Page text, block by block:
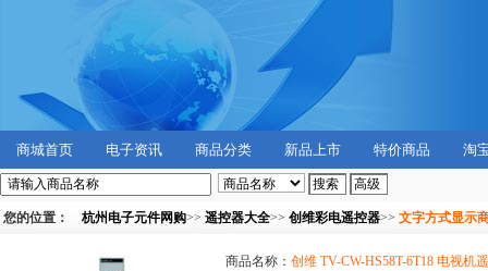
商城首页 电子资讯 商品分类 新品上市 特价商品 淘
您的位置： 杭州电子元件网购>> 遥控器大全>> 创维彩电遥控器>> 文字方式显示
商品名称： 创维 TV-CW-HS58T-6T18 电视机